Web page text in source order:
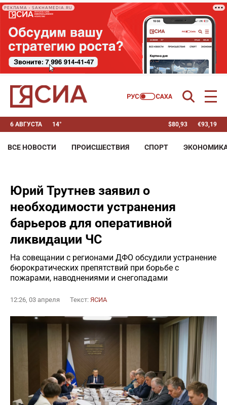
РЕКЛАМА • SAKHAMEDIA.RU
6 АВГУСТА 14° $80,93 €93,19
ВСЕ НОВОСТИ ПРОИСШЕСТВИЯ СПОРТ
Юрий Трутнев заявил о
необходимости устранения
барьеров для оперативной
ликвидации ЧС
На совещании с регионами ДФО обсудили устранение
бюрократических препятствий при борьбе с
пожарами, наводнениями и снегопадами
12:26, 03 апреля Текст: ЯСИА